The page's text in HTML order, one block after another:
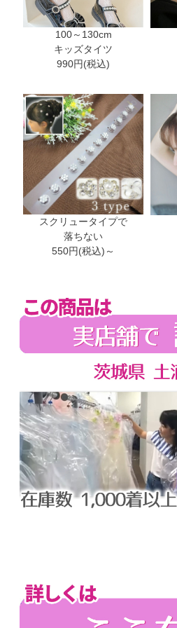
100～130cm
キッズタイツ
990円(税込)
スクリュータイプで
落ちない
550円(税込)～